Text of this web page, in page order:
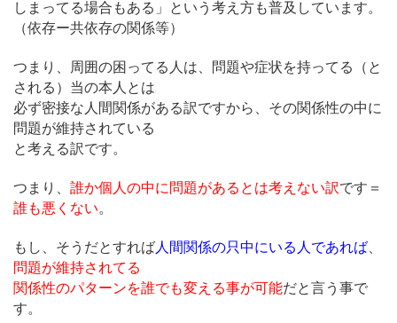
しまってる場合もある」という考え方も普及しています。
（依存ー共依存の関係等）
つまり、周囲の困ってる人は、問題や症状を持ってる（と
される）当の本人とは
必ず密接な人間関係がある訳ですから、その関係性の中に
問題が維持されている
と考える訳です。
つまり、 誰か個人の中に問題があるとは考えない訳です＝
誰も悪くない。
もし、そうだとすれば人間関係の只中にいる人であれば
問題が維持されてる
関係性のパターンを誰でも変える事が可能だと言う事で
す。